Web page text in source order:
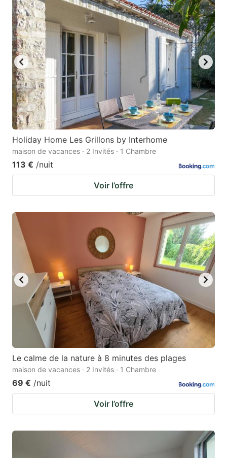
Holiday Home Les Grillons by Interhome
maison de vacances · 2 Invités · 1 Chambre
113 € /nuit
Voir l’offre
Le calme de la nature à 8 minutes des plages
maison de vacances · 2 Invités · 1 Chambre
69 € /nuit
Voir l’offre